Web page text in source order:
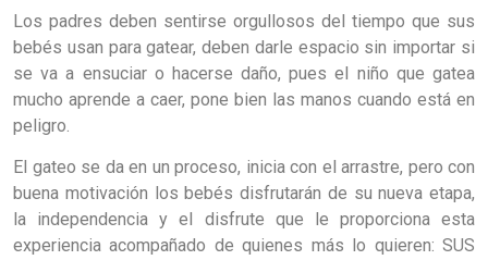
Los padres deben sentirse orgullosos del tiempo que sus
bebés usan para gatear, deben darle espacio sin importar si
se va a ensuciar o hacerse daño, pues el niño que gatea
mucho aprende a caer, pone bien las manos cuando está en
peligro.
El gateo se da en un proceso, inicia con el arrastre, pero con
buena motivación los bebés disfrutarán de su nueva etapa,
la independencia y el disfrute que le proporciona esta
experiencia acompañado de quienes más lo quieren: SUS